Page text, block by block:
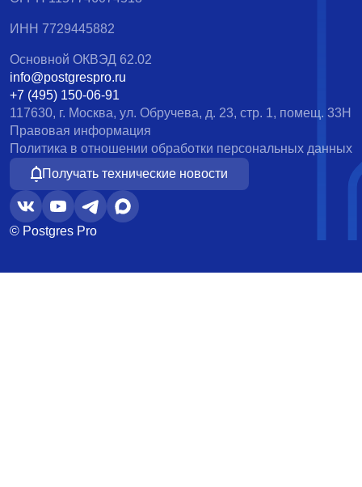
ИНН 7729445882
Основной ОКВЭД 62.02
info@postgrespro.ru
+7 (495) 150-06-91
117630, г. Москва, ул. Обручева, д. 23, стр. 1, помещ. 33Н
Правовая информация
Политика в отношении обработки персональных данных
Получать технические новости
© Postgres Pro